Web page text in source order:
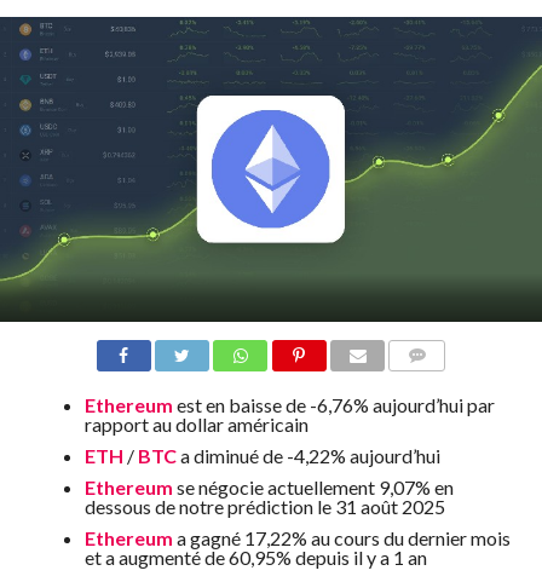
Ethereum est en baisse de -6,76% aujourd’hui par
rapport au dollar américain
ETH / BTCa diminué de -4,22% aujourd’hui
Ethereum se négocie actuellement 9,07% en
dessous de notre prédiction le 31 août 2025
Ethereum a gagné 17,22% au cours du dernier mois
et a augmenté de 60,95% depuis il y a 1 an